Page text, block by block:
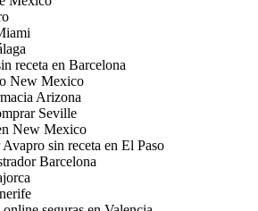
receta en Barcelona
New Mexico
Arizona
Seville
New Mexico
sin receta en El Paso
Barcelona